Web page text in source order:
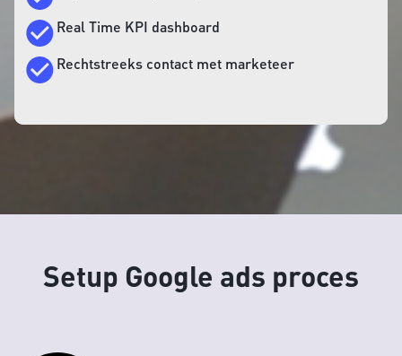
Real Time KPI dashboard
Rechtstreeks contact met marketeer
Setup Google ads proces